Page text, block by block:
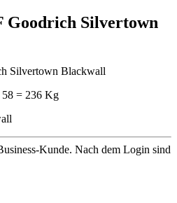
Goodrich Silvertown
Silvertown Blackwall
58 = 236 Kg
Kunde. Nach dem Login sind